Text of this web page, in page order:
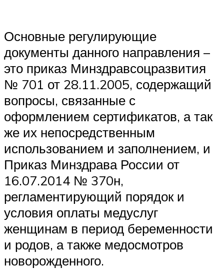
Основные регулирующие
документы данного направления –
это приказ Минздравсоцразвития
№ 701 от 28.11.2005, содержащий
вопросы, связанные с
оформлением сертификатов, а так
же их непосредственным
использованием и заполнением, и
Приказ Минздрава России от
16.07.2014 № 370н,
регламентирующий порядок и
условия оплаты медуслуг
женщинам в период беременности
и родов, а также медосмотров
новорожденного.